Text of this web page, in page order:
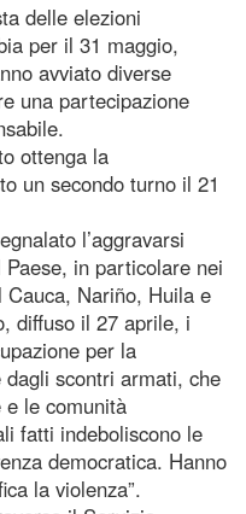
delle elezioni
per il 31 maggio,
avviato diverse
una partecipazione
ottenga la
un secondo turno il 21
l’aggravarsi
in particolare nei
Nariño, Huila e
diffuso il 27 aprile, i
per la
scontri armati, che
e le comunità
fatti indeboliscono le
democratica. Hanno
la violenza”.